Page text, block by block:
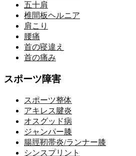
五十肩
椎間板ヘルニア
肩こり
腰痛
首の寝違え
首の痛み
スポーツ障害
スポーツ整体
アキレス腱炎
オスグッド病
ジャンパー膝
腸脛靭帯炎/ランナー膝
シンスプリント